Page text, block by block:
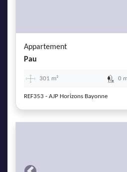
Appartement
Pau
301 m² 0
REF353 - AJP Horizons Bayonne